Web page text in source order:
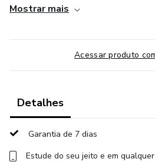
afeta a sua qualidade de vida e
suporte e apoio necessários para
liberdade e confiança.
melhor. Na Longevize, você
saudáveis que ajudarão a melhorar
espiritual e emocional.
Mostrar mais
Acessar produto
Detalhes
Garantia de 7 dias
Estude do seu jeito e em